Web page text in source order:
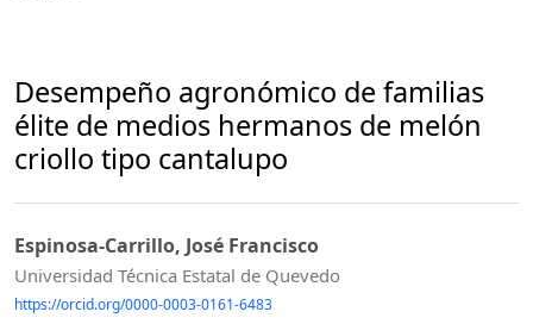
Desempeño agronómico de familias
élite de medios hermanos de melón
criollo tipo cantalupo
Espinosa-Carrillo, José Francisco
Universidad Técnica Estatal de Quevedo
https://orcid.org/0000-0003-0161-6483